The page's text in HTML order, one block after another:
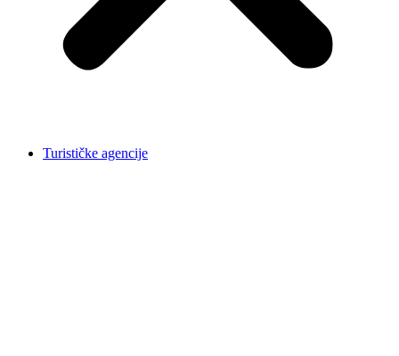
Turističke agencije